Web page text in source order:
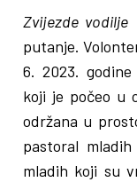
Zvijezde vodilje
putanje.
6. 2023.
koji je počeo u
održana u
pastoral mladih
mladih koji su